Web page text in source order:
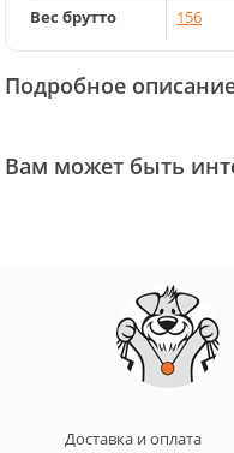
Вес брутто
156
Подробное
Вам может быть
Доставка и оплата